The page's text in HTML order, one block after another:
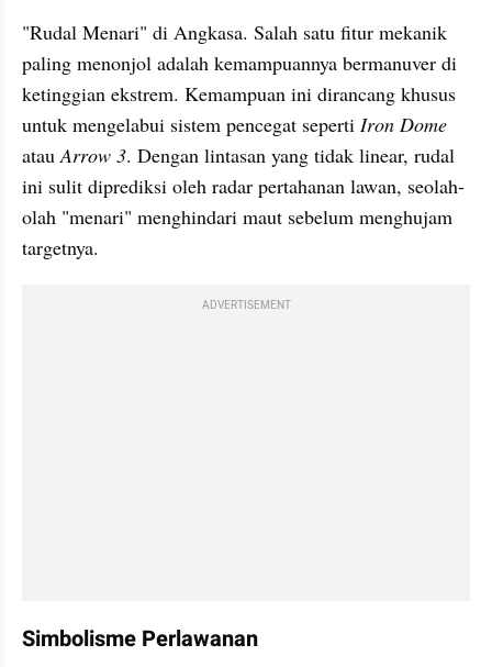
"Rudal Menari" di Angkasa. Salah satu fitur mekanik
paling menonjol adalah kemampuannya bermanuver di
ketinggian ekstrem. Kemampuan ini dirancang khusus
untuk mengelabui sistem pencegat seperti Iron Dome
atau Arrow 3. Dengan lintasan yang tidak linear, rudal
ini sulit diprediksi oleh radar pertahanan lawan, seolah-
olah "menari" menghindari maut sebelum menghujam
targetnya.
ADVERTISEMENT
Simbolisme Perlawanan